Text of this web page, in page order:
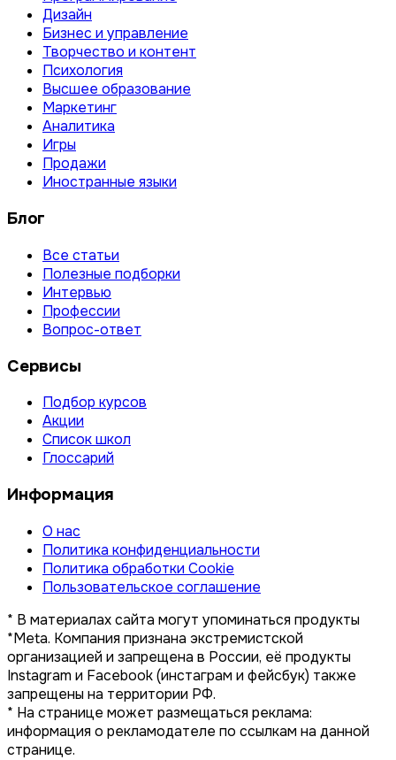
Дизайн
Бизнес и управление
Творчество и контент
Психология
Высшее образование
Маркетинг
Аналитика
Игры
Продажи
Иностранные языки
Блог
Все статьи
Полезные подборки
Интервью
Профессии
Вопрос-ответ
Сервисы
Подбор курсов
Акции
Список школ
Глоссарий
Информация
О нас
Политика конфиденциальности
Политика обработки Cookie
Пользовательское соглашение
* В материалах сайта могут упоминаться продукты
*Meta. Компания признана экстремистской
организацией и запрещена в России, её продукты
Instagram и Facebook (инстаграм и фейсбук) также
запрещены на территории РФ.
* На странице может размещаться реклама:
информация о рекламодателе по ссылкам на данной
странице.